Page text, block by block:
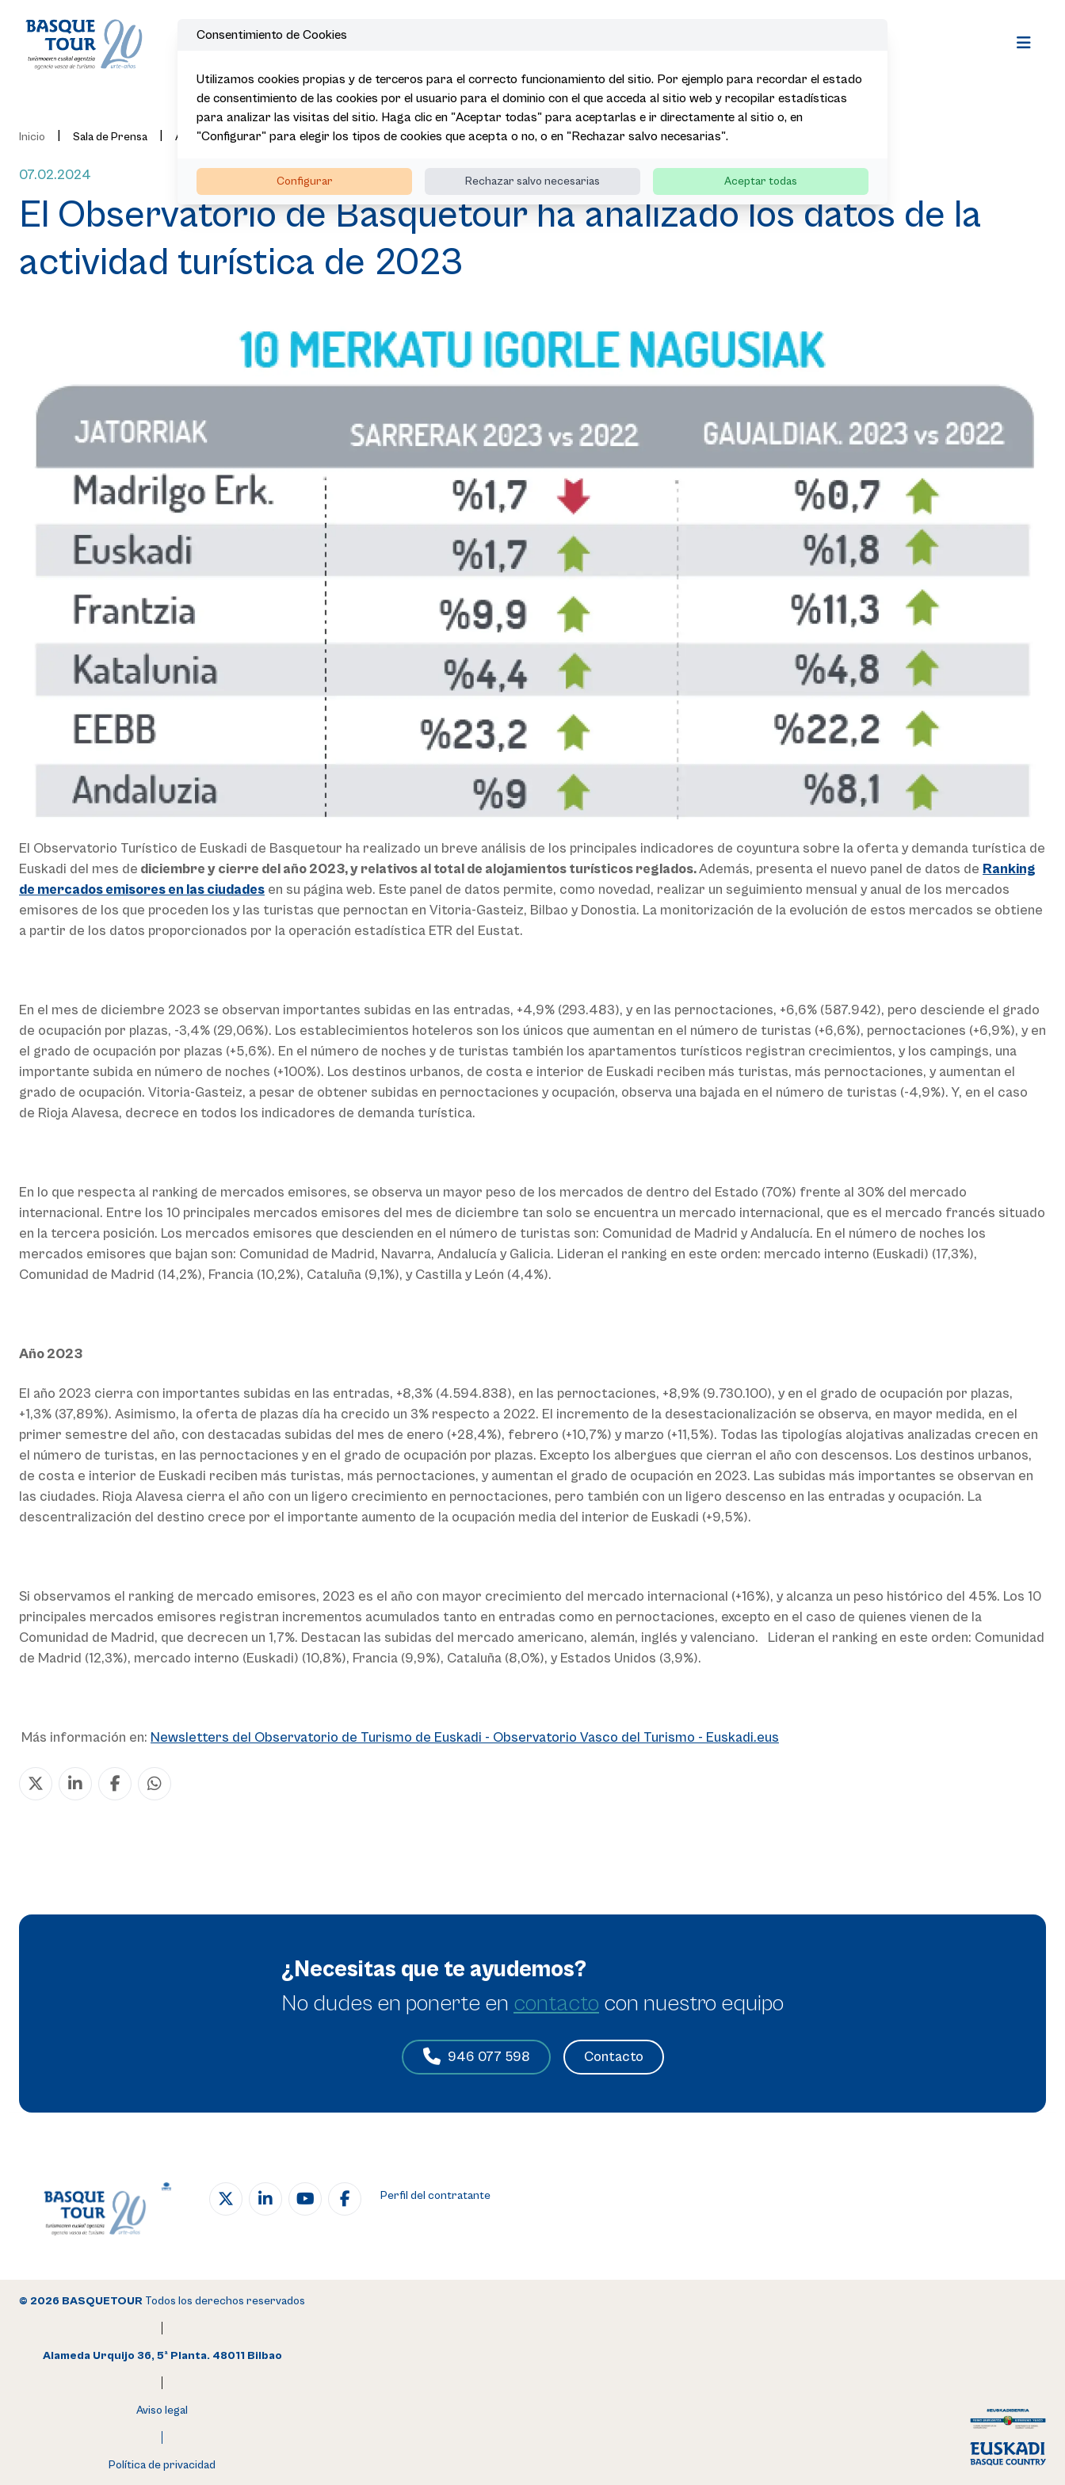
Open
Inicio Sala de Prensa Actualidad | Noticias | El Observatorio de Basquetour ha analizado los datos de la actividad turística de 2023
07.02.2024
El Observatorio de Basquetour ha analizado los datos de la
actividad turística de 2023
El Observatorio Turístico de Euskadi de Basquetour ha realizado un breve análisis de los principales indicadores de coyuntura sobre la oferta y demanda turística de
Euskadi del mes de diciembre y cierre del año 2023, y relativos al total de alojamientos turísticos reglados.Además, presenta el nuevo panel de datos de Ranking
de mercados emisores en las ciudades en su página web. Este panel de datos permite, como novedad, realizar un seguimiento mensual y anual de los mercados
emisores de los que proceden los y las turistas que pernoctan en Vitoria-Gasteiz, Bilbao y Donostia. La monitorización de la evolución de estos mercados se obtiene
a partir de los datos proporcionados por la operación estadística ETR del Eustat.
En el mes de diciembre 2023 se observan importantes subidas en las entradas, +4,9% (293.483), y en las pernoctaciones, +6,6% (587.942), pero desciende el grado
de ocupación por plazas, -3,4% (29,06%). Los establecimientos hoteleros son los únicos que aumentan en el número de turistas (+6,6%), pernoctaciones (+6,9%), y en
el grado de ocupación por plazas (+5,6%). En el número de noches y de turistas también los apartamentos turísticos registran crecimientos, y los campings, una
importante subida en número de noches (+100%). Los destinos urbanos, de costa e interior de Euskadi reciben más turistas, más pernoctaciones, y aumentan el
grado de ocupación. Vitoria-Gasteiz, a pesar de obtener subidas en pernoctaciones y ocupación, observa una bajada en el número de turistas (-4,9%). Y, en el caso
de Rioja Alavesa, decrece en todos los indicadores de demanda turística.
En lo que respecta al ranking de mercados emisores, se observa un mayor peso de los mercados de dentro del Estado (70%) frente al 30% del mercado
internacional. Entre los 10 principales mercados emisores del mes de diciembre tan solo se encuentra un mercado internacional, que es el mercado francés situado
en la tercera posición. Los mercados emisores que descienden en el número de turistas son: Comunidad de Madrid y Andalucía. En el número de noches los
mercados emisores que bajan son: Comunidad de Madrid, Navarra, Andalucía y Galicia. Lideran el ranking en este orden: mercado interno (Euskadi) (17,3%),
Comunidad de Madrid (14,2%), Francia (10,2%), Cataluña (9,1%), y Castilla y León (4,4%).
Año 2023
El año 2023 cierra con importantes subidas en las entradas, +8,3% (4.594.838), en las pernoctaciones, +8,9% (9.730.100), y en el grado de ocupación por plazas,
+1,3% (37,89%). Asimismo, la oferta de plazas día ha crecido un 3% respecto a 2022. El incremento de la desestacionalización se observa, en mayor medida, en el
primer semestre del año, con destacadas subidas del mes de enero (+28,4%), febrero (+10,7%) y marzo (+11,5%). Todas las tipologías alojativas analizadas crecen en
el número de turistas, en las pernoctaciones y en el grado de ocupación por plazas. Excepto los albergues que cierran el año con descensos. Los destinos urbanos,
de costa e interior de Euskadi reciben más turistas, más pernoctaciones, y aumentan el grado de ocupación en 2023. Las subidas más importantes se observan en
las ciudades. Rioja Alavesa cierra el año con un ligero crecimiento en pernoctaciones, pero también con un ligero descenso en las entradas y ocupación. La
descentralización del destino crece por el importante aumento de la ocupación media del interior de Euskadi (+9,5%).
Si observamos el ranking de mercado emisores, 2023 es el año con mayor crecimiento del mercado internacional (+16%), y alcanza un peso histórico del 45%. Los 10
principales mercados emisores registran incrementos acumulados tanto en entradas como en pernoctaciones, excepto en el caso de quienes vienen de la
Comunidad de Madrid, que decrecen un 1,7%. Destacan las subidas del mercado americano, alemán, inglés y valenciano. Lideran el ranking en este orden: Comunidad
de Madrid (12,3%), mercado interno (Euskadi) (10,8%), Francia (9,9%), Cataluña (8,0%), y Estados Unidos (3,9%).
Más información en: Newsletters del Observatorio de Turismo de Euskadi - Observatorio Vasco del Turismo - Euskadi.eus
¿Necesitas que te ayudemos?
No dudes en ponerte en contacto con nuestro equipo
946 077 598 Contacto
Perfil del contratante
© 2026 BASQUETOUR Todos los derechos reservados
Alameda Urquijo 36, 5ª Planta. 48011 Bilbao
Aviso legal
Política de privacidad
Consentimiento de Cookies
Utilizamos cookies propias y de terceros para el correcto funcionamiento del sitio. Por ejemplo para recordar el estado
de consentimiento de las cookies por el usuario para el dominio con el que acceda al sitio web y recopilar estadísticas
para analizar las visitas del sitio. Haga clic en "Aceptar todas" para aceptarlas e ir directamente al sitio o, en
"Configurar" para elegir los tipos de cookies que acepta o no, o en "Rechazar salvo necesarias".
Configurar Rechazar salvo necesarias Aceptar todas